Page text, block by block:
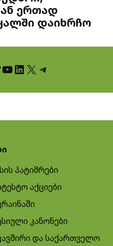
ერთად
დაიხრჩო
YouTube LinkedIn X Telegram
პატიმრები
აქციები
კანონები
და საქართველო